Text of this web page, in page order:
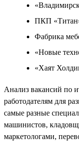
ПКП
Фабрика
«Новые
«Хаят
Анализ вакансий по
работодателям для
самые разные
машинистов,
маркетологами,